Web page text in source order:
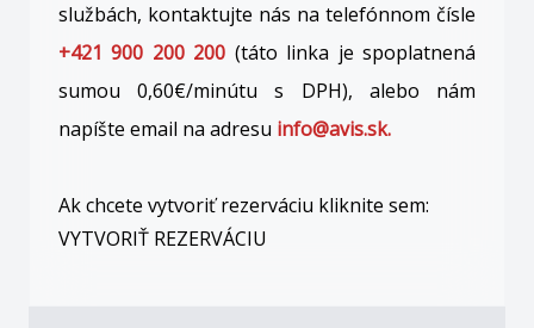
službách, kontaktujte nás na telefónnom čísle
+421 900 200 200 (táto linka je spoplatnená
sumou 0,60€/minútu s DPH), alebo nám
napíšte email na adresu info@avis.sk.
Ak chcete vytvoriť rezerváciu kliknite sem:
VYTVORIŤ REZERVÁCIU